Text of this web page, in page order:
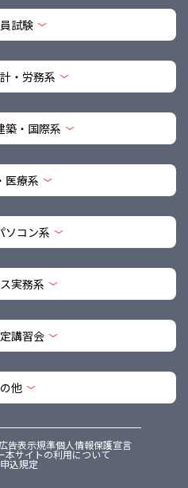
試験
・労務系
築・国際系
医療系
ソコン系
実務系
講習会
他
広告表示規準個人情報保護宣言
本サイトの利用について
込規定